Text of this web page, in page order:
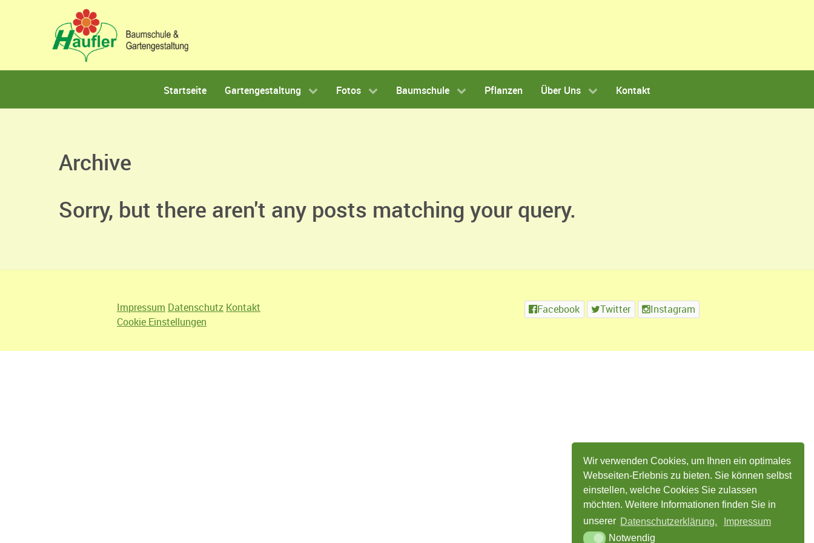
Wir verwenden Cookies, um Ihnen ein optimales
Webseiten-Erlebnis zu bieten. Sie können selbst
einstellen, welche Cookies Sie zulassen
möchten. Weitere Informationen finden Sie in
unserer Datenschutzerklärung.
Impressum
Notwendig
Startseite Gartengestaltung Fotos Baumschule Pflanzen Über Uns Kontakt
Archive
Sorry, but there aren't any posts matching your query.
Impressum Datenschutz Kontakt
Cookie Einstellungen
Facebook Twitter Instagram